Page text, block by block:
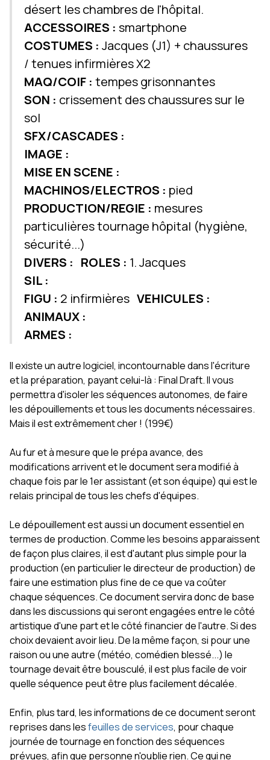
désert les chambres de l'hôpital.
ACCESSOIRES : smartphone
COSTUMES : Jacques (J1) + chaussures
/ tenues infirmières X2
MAQ/COIF : tempes grisonnantes
SON : crissement des chaussures sur le
sol
SFX/CASCADES :
IMAGE :
MISE EN SCENE :
MACHINOS/ELECTROS : pied
PRODUCTION/REGIE : mesures
particulières tournage hôpital (hygiène,
sécurité...)
DIVERS : ROLES : 1. Jacques
SIL :
FIGU : 2 infirmières VEHICULES :
ANIMAUX :
ARMES :
Il existe un autre logiciel, incontournable dans l'écriture
et la préparation, payant celui-là : Final Draft. Il vous
permettra d'isoler les séquences autonomes, de faire
les dépouillements et tous les documents nécessaires.
Mais il est extrêmement cher ! (199€)
Au fur et à mesure que le prépa avance, des
modifications arrivent et le document sera modifié à
chaque fois par le 1er assistant (et son équipe) qui est le
relais principal de tous les chefs d'équipes.
Le dépouillement est aussi un document essentiel en
termes de production. Comme les besoins apparaissent
de façon plus claires, il est d'autant plus simple pour la
production (en particulier le directeur de production) de
faire une estimation plus fine de ce que va coûter
chaque séquences. Ce document servira donc de base
dans les discussions qui seront engagées entre le côté
artistique d'une part et le côté financier de l'autre. Si des
choix devaient avoir lieu. De la même façon, si pour une
raison ou une autre (météo, comédien blessé...) le
tournage devait être bousculé, il est plus facile de voir
quelle séquence peut être plus facilement décalée.
Enfin, plus tard, les informations de ce document seront
reprises dans lesfeuilles de services, pour chaque
journée de tournage en fonction des séquences
prévues, afin que personne n'oublie rien. Ce qui ne